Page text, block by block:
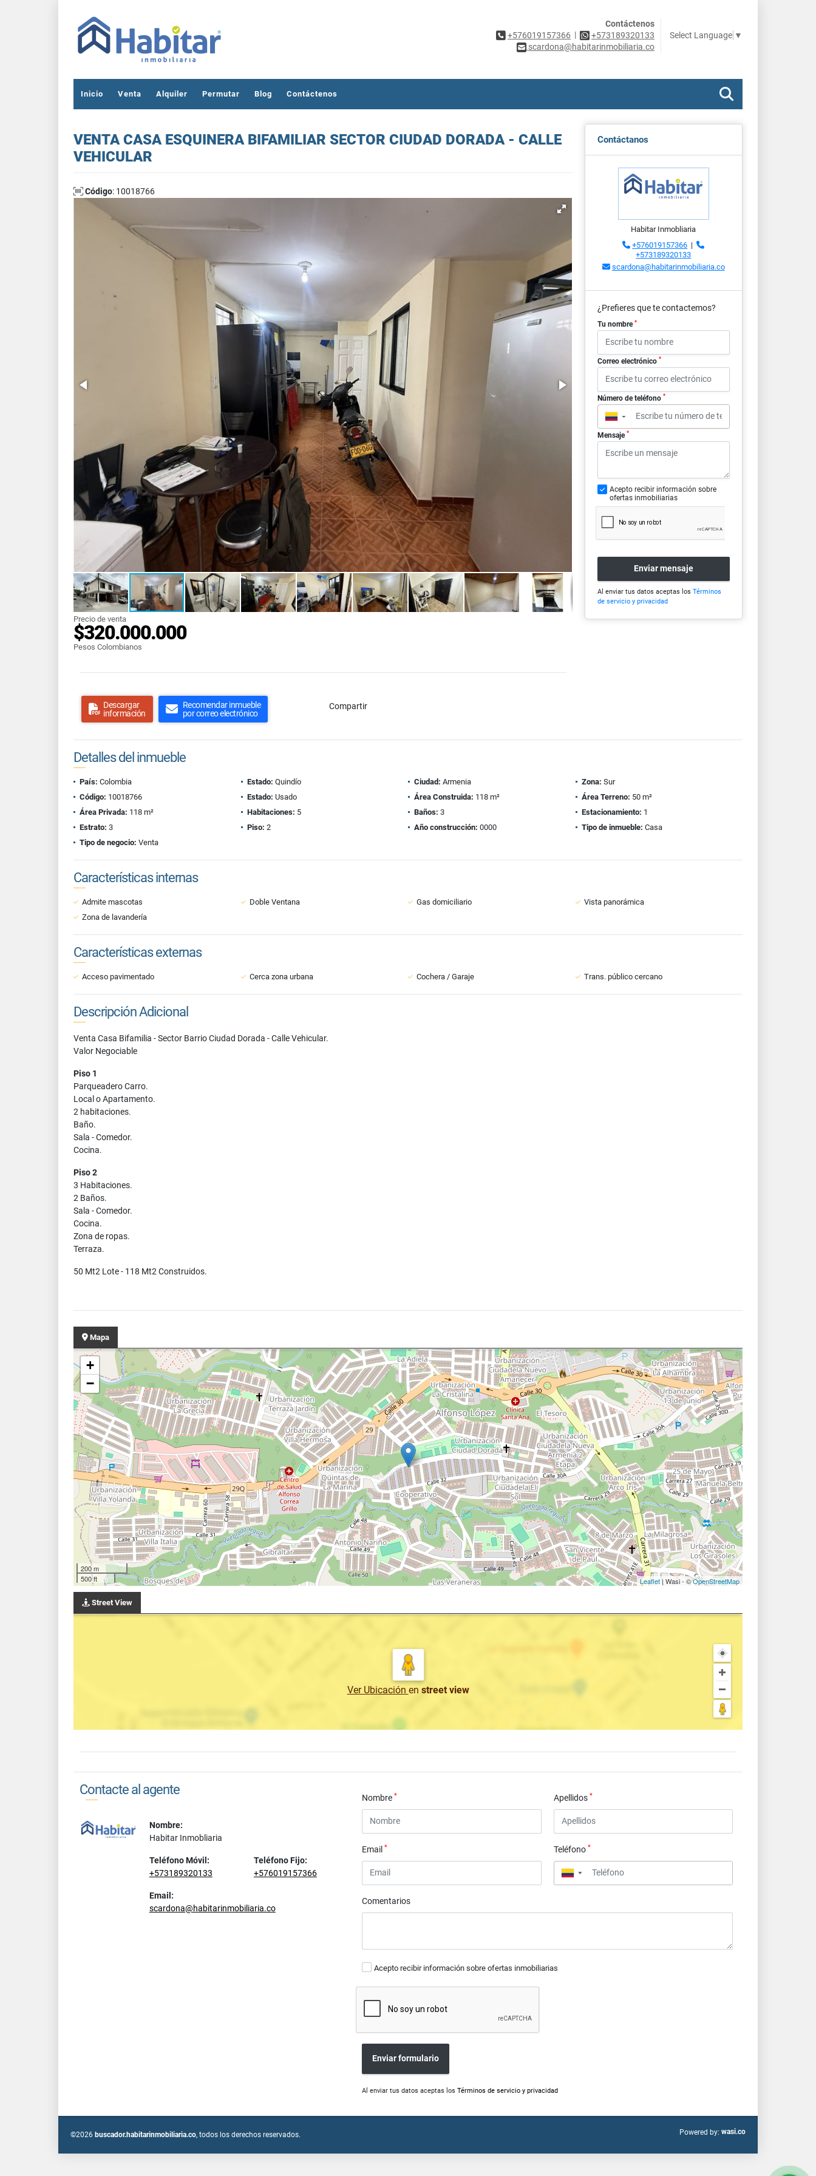
Contáctenos
+576019157366 |
+573189320133
scardona@habitarinmobiliaria.co
Select Language ▼
Inicio Venta Alquiler Permutar Blog Contáctenos
VENTA CASA ESQUINERA BIFAMILIAR SECTOR CIUDAD DORADA - CALLE
VEHICULAR
Código: 10018766
Precio de venta
$320.000.000
Pesos Colombianos
Descargar
información
Recomendar inmueble
por correo electrónico
Compartir
Contáctanos
Habitar Inmobliaria
+576019157366 |
+573189320133
scardona@habitarinmobiliaria.co
¿Prefieres que te contactemos?
Tu nombre *
Correo electrónico *
Número de teléfono *
▼
Mensaje *
Acepto recibir información sobre
ofertas inmobiliarias
Enviar mensaje
Al enviar tus datos aceptas los Términos
de servicio y privacidad
Detalles del inmueble
País: Colombia Estado: Quindío Ciudad: Armenia Zona: Sur
Código: 10018766 Estado: Usado Área Construida: 118 m² Área Terreno: 50 m²
Área Privada: 118 m² Habitaciones: 5 Baños: 3 Estacionamiento: 1
Estrato: 3 Piso: 2 Año construcción: 0000 Tipo de inmueble: Casa
Tipo de negocio: Venta
Características internas
Admite mascotas Doble Ventana Gas domiciliario
Vista panorámica
Zona de lavandería
Características externas
Acceso pavimentado Cerca zona urbana Cochera / Garaje Trans. público cercano
Descripción Adicional
Venta Casa Bifamilia - Sector Barrio Ciudad Dorada - Calle Vehicular.
Valor Negociable
Piso 1
Parqueadero Carro.
Local o Apartamento.
2 habitaciones.
Baño.
Sala - Comedor.
Cocina.
Piso 2
3 Habitaciones.
2 Baños.
Sala - Comedor.
Cocina.
Zona de ropas.
Terraza.
50 Mt2 Lote - 118 Mt2 Construidos.
Mapa
+
−
200 m
500 ft
Leaflet| Wasi - ©OpenStreetMap
Street View
Ver Ubicación en street view
Contacte al agente
Nombre:
Habitar Inmobliaria
Teléfono Móvil:
+573189320133
Teléfono Fijo:
+576019157366
Email:
scardona@habitarinmobiliaria.co
Nombre* Apellidos *
Email* Teléfono *
▼
Comentarios
Acepto recibir información sobre ofertas inmobiliarias
Enviar formulario
Al enviar tus datos aceptas losTérminos de servicio y privacidad
©2026 buscador.habitarinmobiliaria.co, todos los derechos reservados. Powered by: wasi.co